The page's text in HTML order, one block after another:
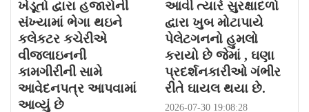
ખેડૂતો દ્વારા હજારોની
સંખ્યામાં ભેગા થઇને
કલેકટર કચેરીએ
વીજલાઇનની
કામગીરીની સામે
આવેદનપત્ર આપવામાં
આવ્યું છે
આવી ત્યારે સુરક્ષાદળો
દ્વારા ખુબ મોટાપાયે
પેલેટગનનો હુમલો
કરાયો છે જેમાં , ઘણા
પ્રદર્શનકારીઓ ગંભીર
રીતે ઘાયલ થયા છે.
2026-07-30 19:08:28